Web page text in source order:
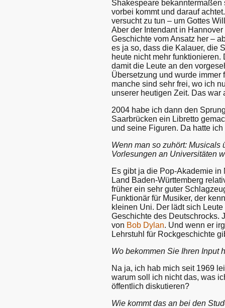
Shakespeare
vorbei kommt und darauf
versucht zu tun – um Gottes
Aber der Intendant in
Geschichte vom Ansatz her –
es ja so, dass die Kalauer, die
heute nicht mehr
damit die Leute an den
Übersetzung und wurde
manche sind sehr frei, wo ich
unserer heutigen Zeit. Das war
2004 habe ich dann den
Saarbrücken ein Libretto
und seine Figuren. Da hatte
Wenn man so zuhört: Musicals
Vorlesungen an Universitäten
Es gibt ja die Pop-Akademie
Land Baden-Württemberg
früher ein sehr guter
Funktionär für Musiker, der
kleinen Uni. Der lädt sich
Geschichte des Deutschrocks.
von Bob Dylan. Und wenn er
Lehrstuhl für Rockgeschichte
Wo bekommen Sie Ihren Input
Na ja, ich hab mich seit 1969
warum soll ich nicht das, was
öffentlich diskutieren?
Wie kommt das an bei den